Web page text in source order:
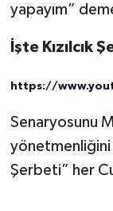
yapayım”
İşte Kızılcık
https://
Senaryosunu
yönetmenliğini
Şerbeti” her